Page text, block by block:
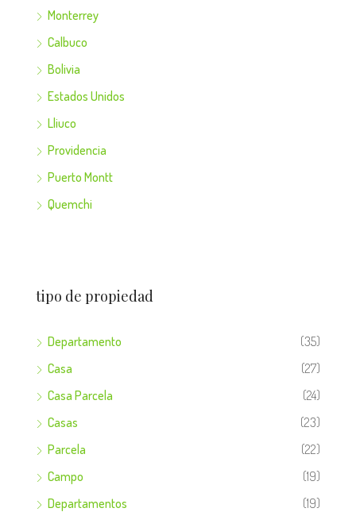
Monterrey
Calbuco
Bolivia
Estados Unidos
Lliuco
Providencia
Puerto Montt
Quemchi
tipo de propiedad
Departamento
(35)
Casa
(27)
Casa Parcela
(24)
Casas
(23)
Parcela
(22)
Campo
(19)
Departamentos
(19)